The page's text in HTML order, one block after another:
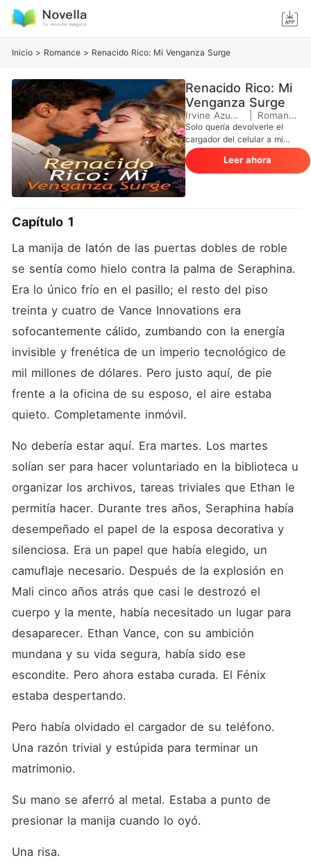
Inicio > Romance > Renacido Rico: Mi Venganza Surge
Renacido Rico: Mi
Venganza Surge
Irvine Azuma Romance
Solo quería devolverle el
cargador del celular a mi
esposo. En cambio, al abrir
la puerta de su oficina, lo
encontré con mi "mejor
cara: "No eres nada sin mí.
Si sales por esa puerta, te
destruiré". Y lo intentaron. En
menos de 72 horas,
seguridad para acusarme de
agresión física,
convirtiéndome en la
"Esposa Loca" en redes
todas las cuentas bancarias.
Incluso mi propia familia, los
Cañaveral, aceptaron un
mentalmente inestable,
dejándome oficialmente en
la calle. Estoy sola, herida y
barato. Ellos creen que han
ganado. Creen que soy la
esposa sumisa que solo
servía para organizar
archivos en el sótano. Pero
olvidaron lo que había en
esos archivos. No saben que
me llevé mis diarios. No
saben que la tecnología de
presumen es mía. Y
definitivamente no saben
que acabo de usar mis
últimos secretos para
más despiadado de Nueva
Leer ahora
Capítulo 1
La manija de latón de las puertas dobles de roble
se sentía como hielo contra la palma de Seraphina.
Era lo único frío en el pasillo; el resto del piso
treinta y cuatro de Vance Innovations era
sofocantemente cálido, zumbando con la energía
invisible y frenética de un imperio tecnológico de
mil millones de dólares. Pero justo aquí, de pie
frente a la oficina de su esposo, el aire estaba
quieto. Completamente inmóvil.
No debería estar aquí. Era martes. Los martes
solían ser para hacer voluntariado en la biblioteca u
organizar los archivos, tareas triviales que Ethan le
permitía hacer. Durante tres años, Seraphina había
desempeñado el papel de la esposa decorativa y
silenciosa. Era un papel que había elegido, un
camuflaje necesario. Después de la explosión en
Mali cinco años atrás que casi le destrozó el
cuerpo y la mente, había necesitado un lugar para
desaparecer. Ethan Vance, con su ambición
mundana y su vida segura, había sido ese
escondite. Pero ahora estaba curada. El Fénix
estaba despertando.
Pero había olvidado el cargador de su teléfono.
Una razón trivial y estúpida para terminar un
matrimonio.
Su mano se aferró al metal. Estaba a punto de
presionar la manija cuando lo oyó.
Una risa.